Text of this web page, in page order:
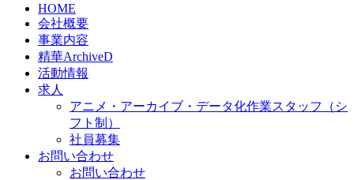
HOME
会社概要
事業内容
精華ArchiveD
活動情報
求人
アニメ・アーカイブ・データ化作業スタッフ（シ
フト制）
社員募集
お問い合わせ
お問い合わせ